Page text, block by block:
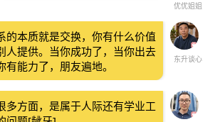
优优姐姐
东升谈心
的本质就是交换，你有什么价值
人提供。当你成功了，当你出去
有能力了，朋友遍地。
多方面，是属于人际还有学业工